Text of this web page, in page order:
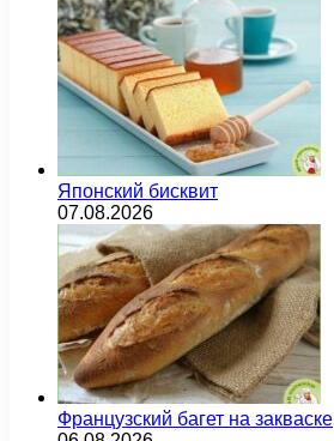
Японский бисквит
07.08.2026
Французский багет на закваске